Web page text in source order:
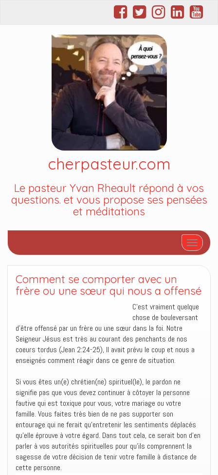
cherpasteur.com
Le pasteur Yvan Rheault répond à vos
questions. et vous propose ses pensées
et méditations
Afficher/
Comment se comporter avec un
frère ou une sœur qui nous a offensé
C’est vraiment quelque
chose de bouleversant
d’être offensé par un frère ou une sœur dans la foi. Notre
Seigneur Jésus est très au courant des penchants de nos
coeurs tordus (Jean 2:24-25), Il avait prévu le coup et nous a
enseignés comment réagir dans ce genre de situation.
Si vous êtes un(e) chrétien(ne) spirituel(le), le pardon ne
signifie pas que vous devez continuer à côtoyer la personne
fautive qui est toxique pour vous, votre mariage ou votre
famille. Vous faites très bien de ne pas supporter son
entourage qui ne ferait qu’entretenir les sentiments déplacés
qu’elle éprouve à votre égard. Dans tout cela, ce serait bon d’en
parler à vos autorités spirituelles pour qu’ils comprennent la
sagesse de votre décision de tenir votre famille à distance de
cette personne.